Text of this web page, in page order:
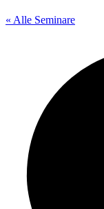
« Alle Seminare